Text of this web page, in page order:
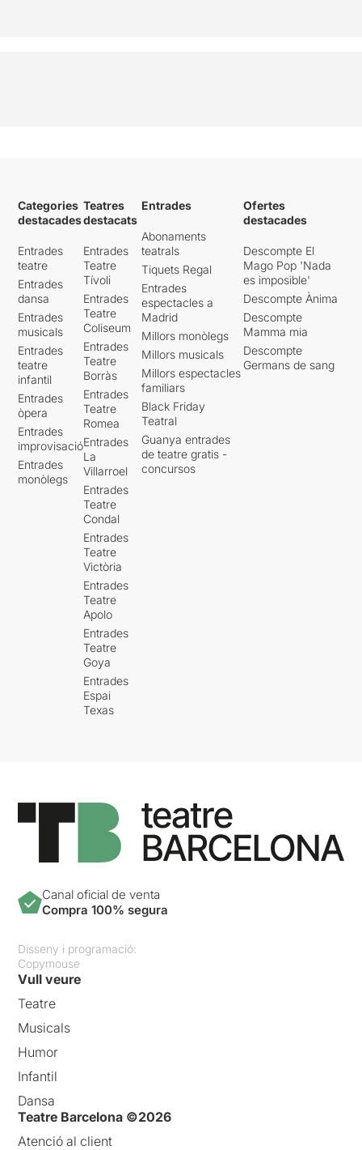
Categories
destacades
Entrades
teatre
Entrades
dansa
Entrades
musicals
Entrades
teatre
infantil
Entrades
òpera
Entrades
improvisació
Entrades
monòlegs
Teatres
destacats
Entrades
Teatre
Tívoli
Entrades
Teatre
Coliseum
Entrades
Teatre
Borràs
Entrades
Teatre
Romea
Entrades
La
Villarroel
Entrades
Teatre
Condal
Entrades
Teatre
Victòria
Entrades
Teatre
Apolo
Entrades
Teatre
Goya
Entrades
Espai
Texas
Entrades
Abonaments
teatrals
Tiquets Regal
Entrades
espectacles a
Madrid
Millors monòlegs
Millors musicals
Millors espectacles
familiars
Black Friday
Teatral
Guanya entrades
de teatre gratis -
concursos
Ofertes
destacades
Descompte El
Mago Pop 'Nada
es imposible'
Descompte Ànima
Descompte
Mamma mia
Descompte
Germans de sang
Canal oficial de venta
Compra 100% segura
Disseny i programació:
Copymouse
Vull veure
Teatre
Musicals
Humor
Infantil
Dansa
Teatre Barcelona ©2026
Atenció al client